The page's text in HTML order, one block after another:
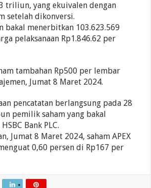
triliun, yang ekuivalen dengan
setelah dikonversi.
bakal menerbitkan 103.623.569
pelaksanaan Rp1.846.62 per
tambahan Rp500 per lembar
Jumat 8 Maret 2024.
pencatatan berlangsung pada 28
pemilik saham yang bakal
Bank PLC.
Jumat 8 Maret 2024, saham APEX
0,60 persen di Rp167 per